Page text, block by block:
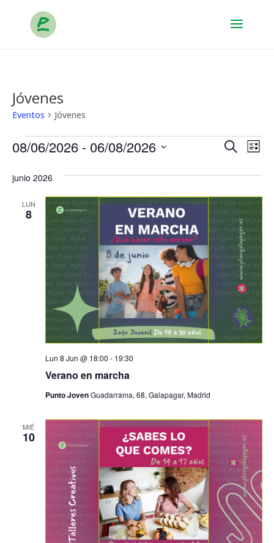
Jóvenes
Eventos Jóvenes
Eventos
de
de
Buscar
de
Lista
08/06/2026 - 06/08/2026
la
junio 2026
LUN
8
Verano en marcha
Lun 8 Jun @ 18:00 - 19:30
Punto JovenGuadarrama, 68, Galapagar, Madrid
MIÉ
10